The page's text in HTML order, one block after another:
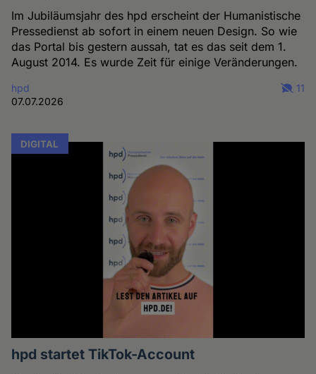
Im Jubiläumsjahr des hpd erscheint der Humanistische
Pressedienst ab sofort in einem neuen Design. So wie
das Portal bis gestern aussah, tat es das seit dem 1.
August 2014. Es wurde Zeit für einige Veränderungen.
hpd
07.07.2026
11
DIGITAL
hpd startet TikTok-Account